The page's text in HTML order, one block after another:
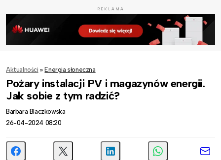
REKLAMA
Aktualności » Energia słoneczna
Pożary instalacji PV i magazynów energii.
Jak sobie z tym radzić?
Barbara Blaczkowska
26-04-2024 08:20